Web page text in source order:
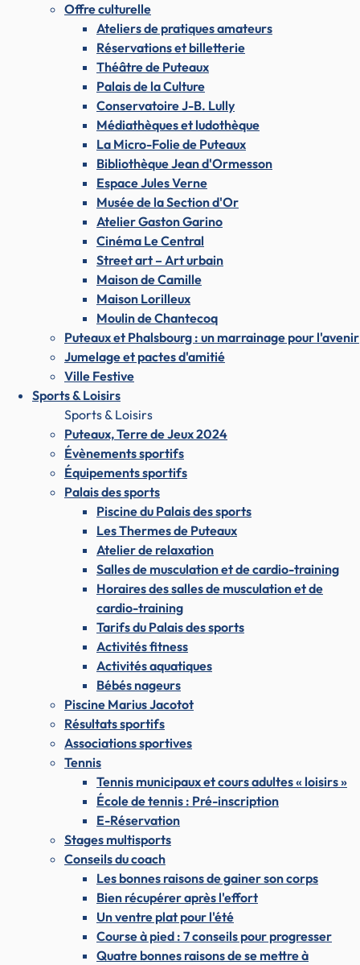
Offre culturelle
Ateliers de pratiques amateurs
Réservations et billetterie
Théâtre de Puteaux
Palais de la Culture
Conservatoire J-B. Lully
Médiathèques et ludothèque
La Micro-Folie de Puteaux
Bibliothèque Jean d'Ormesson
Espace Jules Verne
Musée de la Section d'Or
Atelier Gaston Garino
Cinéma Le Central
Street art – Art urbain
Maison de Camille
Maison Lorilleux
Moulin de Chantecoq
Puteaux et Phalsbourg : un marrainage pour l'avenir
Jumelage et pactes d'amitié
Ville Festive
Sports & Loisirs
Sports & Loisirs
Puteaux, Terre de Jeux 2024
Évènements sportifs
Équipements sportifs
Palais des sports
Piscine du Palais des sports
Les Thermes de Puteaux
Atelier de relaxation
Salles de musculation et de cardio-training
Horaires des salles de musculation et de
cardio-training
Tarifs du Palais des sports
Activités fitness
Activités aquatiques
Bébés nageurs
Piscine Marius Jacotot
Résultats sportifs
Associations sportives
Tennis
Tennis municipaux et cours adultes « loisirs »
École de tennis : Pré-inscription
E-Réservation
Stages multisports
Conseils du coach
Les bonnes raisons de gainer son corps
Bien récupérer après l'effort
Un ventre plat pour l'été
Course à pied : 7 conseils pour progresser
Quatre bonnes raisons de se mettre à